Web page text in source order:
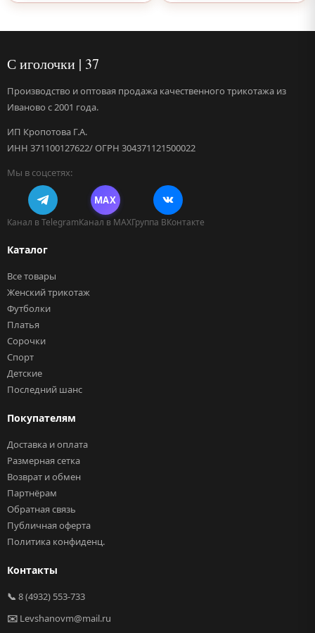
С иголочки | 37
Производство и оптовая продажа качественного трикотажа из
Иваново с 2001 года.
ИП Кропотова Г.А.
ИНН 371100127622/ ОГРН 304371121500022
Мы в соцсетях:
Канал в Telegram
MAX
Канал в MAXГруппа ВКонтакте
Каталог
Все товары
Женский трикотаж
Футболки
Платья
Сорочки
Спорт
Детские
Последний шанс
Покупателям
Доставка и оплата
Размерная сетка
Возврат и обмен
Партнёрам
Обратная связь
Публичная оферта
Политика конфиденц.
Контакты
📞 8 (4932) 553-733
✉️ Levshanovm@mail.ru